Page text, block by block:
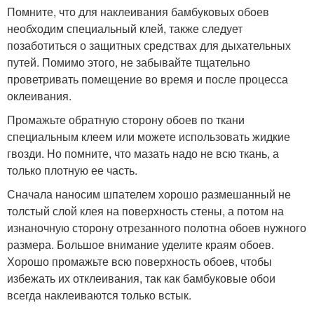
Помните, что для наклеивания бамбуковых обоев
необходим специальный клей, также следует
позаботиться о защитных средствах для дыхательных
путей. Помимо этого, не забывайте тщательно
проветривать помещение во время и после процесса
оклеивания.
Промажьте обратную сторону обоев по ткани
специальным клеем или можете использовать жидкие
гвозди. Но помните, что мазать надо не всю ткань, а
только плотную ее часть.
Сначала наносим шпателем хорошо размешанный не
толстый слой клея на поверхность стены, а потом на
изнаночную сторону отрезанного полотна обоев нужного
размера. Большое внимание уделите краям обоев.
Хорошо промажьте всю поверхность обоев, чтобы
избежать их отклеивания, так как бамбуковые обои
всегда наклеиваются только встык.